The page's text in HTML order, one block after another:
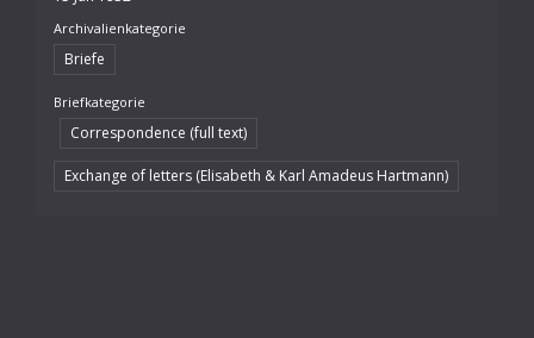
Archivalienkategorie
Briefe
Briefkategorie
Correspondence (full text)
Exchange of letters (Elisabeth & Karl Amadeus Hartmann)